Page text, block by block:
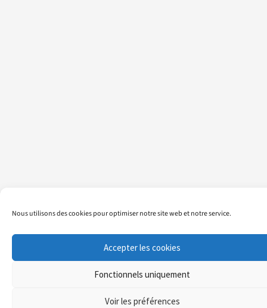
Nous utilisons des cookies pour optimiser notre site web et notre service.
Accepter les cookies
Fonctionnels uniquement
Voir les préférences